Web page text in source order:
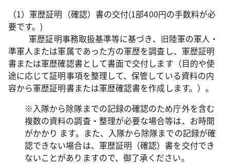
（1）軍歴証明（確認）書の交付(1部400円の手数料が必
要です。)
軍歴証明事務取扱基準等に基づき、旧陸軍の軍人・
準軍人または軍属であった方の軍歴を調査し、軍歴証明
書または軍歴確認書として書面で交付します（目的や使
途に応じて証明事項を整理して、保管している資料の内
容から軍歴証明書または軍歴確認書を作成します。）。
※入隊から除隊までの記録の確認のため庁外を含む
複数の資料の調査・整理が必要な場合等は、お時間
がかかり ます。また、入隊から除隊までの記録が確
認できない場合は、軍歴証明（確認）書を交付でき
ないことがありますので、御了承ください。